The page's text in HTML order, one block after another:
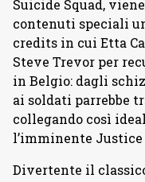
Suicide Squad,
contenuti speciali
credits in cui Etta
Steve Trevor per
in Belgio: dagli
ai soldati parrebbe
collegando così
l’imminente Justice
Divertente il